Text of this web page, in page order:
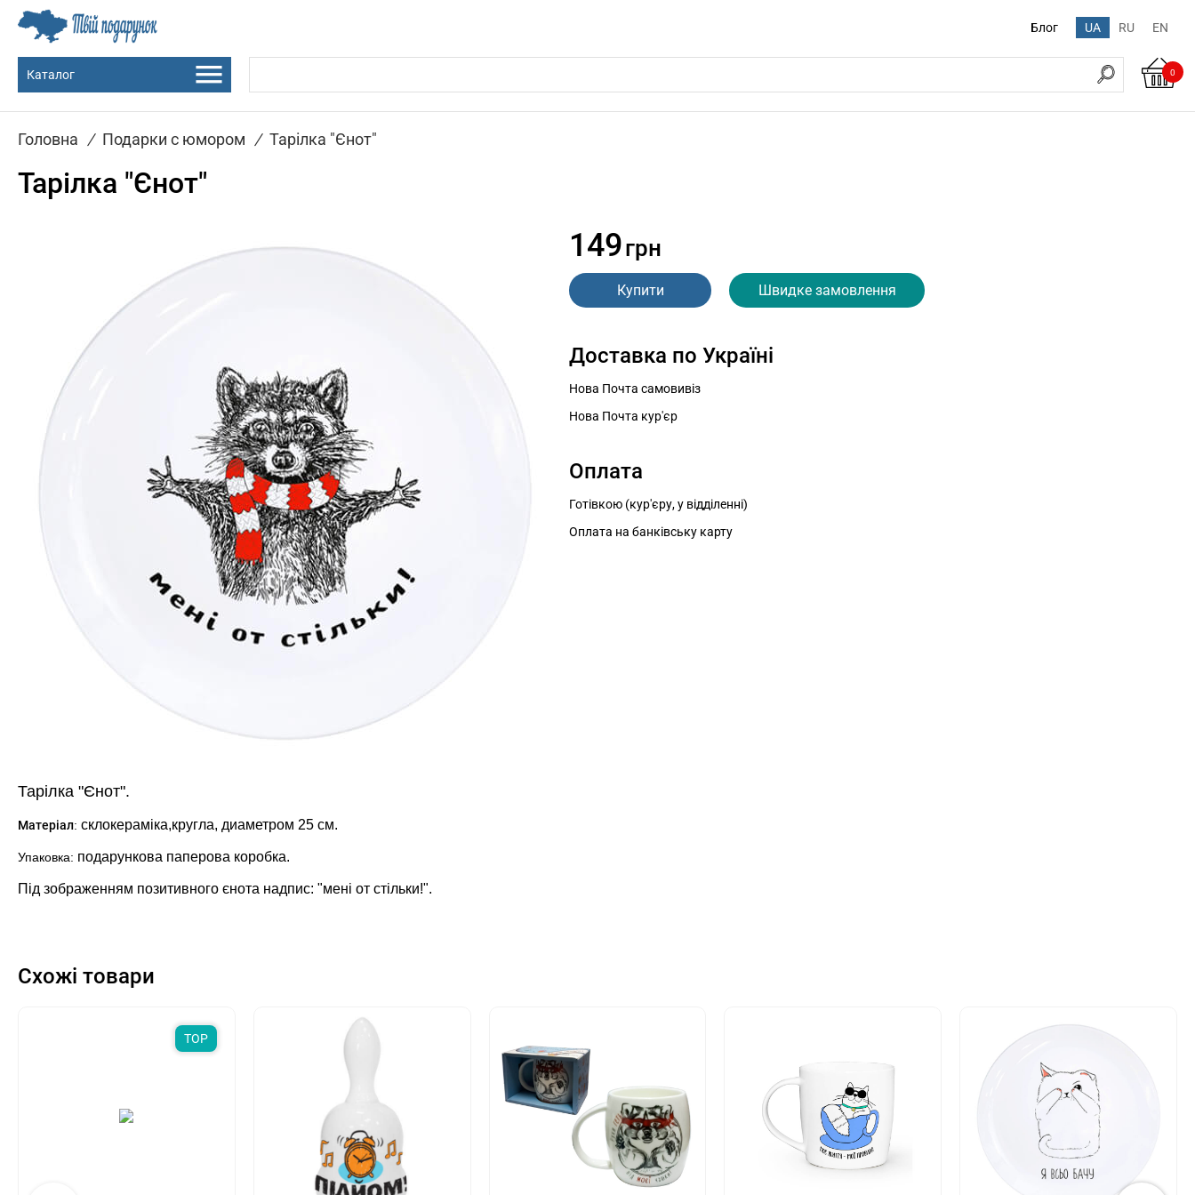
Блог UA RU EN
Каталог 0
Головна / Подарки с юмором / Тарілка "Єнот"
Тарілка "Єнот"
149грн
Купити Швидке замовлення
Доставка по Україні
Нова Почта самовивіз
Нова Почта кур'єр
Оплата
Готівкою (кур'єру, у відділенні)
Оплата на банківську карту
Тарілка "Єнот".
Матеріал: склокераміка,кругла, диаметром 25 см.
Упаковка: подарункова паперова коробка.
Під зображенням позитивного єнота надпис: "мені от стільки!".
Схожі товари
TOP